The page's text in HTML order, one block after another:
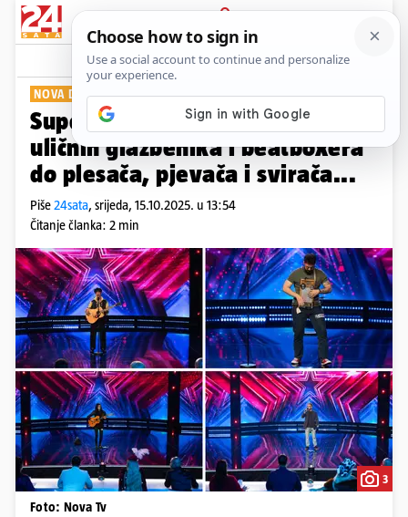
PRIJAVA
Show Komentari
NOVA DOZA EMOCIJA
Supertalent ove nedjelje: Od
uličnih glazbenika i beatboxera
do plesača, pjevača i svirača...
Piše24sata, srijeda, 15.10.2025. u 13:54
Čitanje članka: 2 min
3
Foto: Nova Tv